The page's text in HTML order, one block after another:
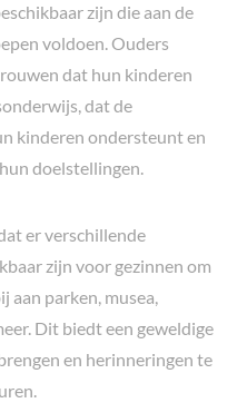
zijn die aan de
voldoen. Ouders
dat hun kinderen
dat de
kinderen ondersteunt en
doelstellingen.
er verschillende
zijn voor gezinnen om
aan parken, musea,
Dit biedt een geweldige
en herinneringen te